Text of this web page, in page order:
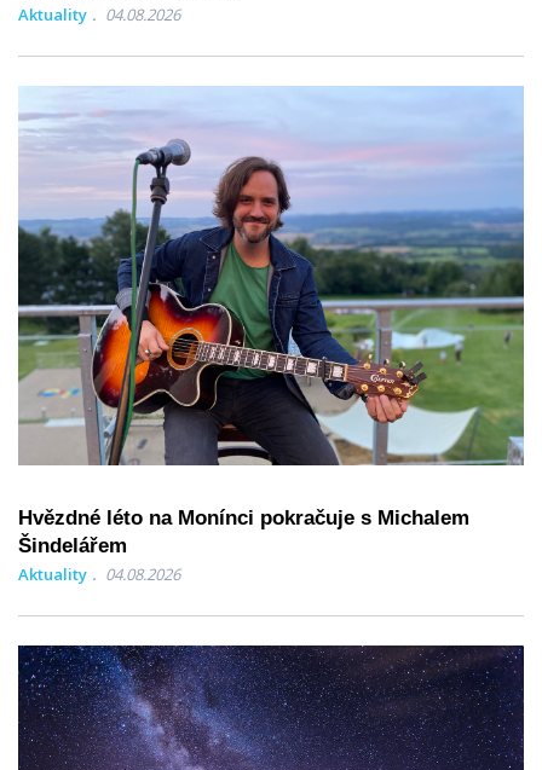
Aktuality 04.08.2026
Hvězdné léto na Monínci pokračuje s Michalem
Šindelářem
Aktuality 04.08.2026